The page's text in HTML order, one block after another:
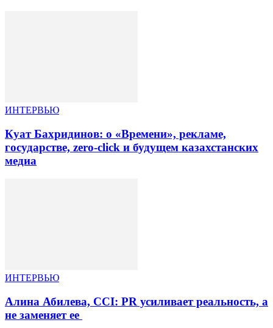
ИНТЕРВЬЮ
Куат Бахридинов: о «Времени», рекламе,
государстве, zero-click и будущем казахстанских
медиа
ИНТЕРВЬЮ
Алина Абилева, CCI: PR усиливает реальность, а
не заменяет ее